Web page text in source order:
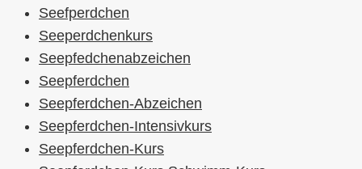
Seefperdchen
Seeperdchenkurs
Seepfedchenabzeichen
Seepferdchen
Seepferdchen-Abzeichen
Seepferdchen-Intensivkurs
Seepferdchen-Kurs